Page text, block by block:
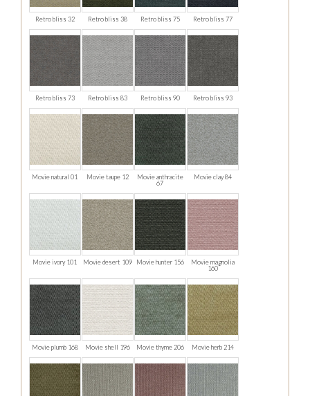
Retro bliss 32 Retro bliss 38 Retro bliss 75 Retro bliss 77
Retro bliss 73 Retro bliss 83 Retro bliss 90 Retro bliss 93
Movie natural 01 Movie taupe 12
Movie anthracite
67
Movie clay 84
Movie ivory 101 Movie desert 109 Movie hunter 156
Movie magnolia
160
Movie plumb 168 Movie shell 196 Movie thyme 206 Movie herb 214